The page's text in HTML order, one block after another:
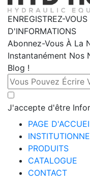
ENREGISTREZ-
D'INFORMATIONS
Abonnez-Vous À La
Instantanément Nos
Blog !
J'accepte d'être
PAGE
PRODUITS
CATALOGUE
CONTACT